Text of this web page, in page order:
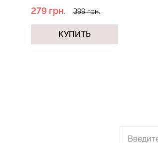
405 грн. 579 грн.
КУПИТЬ